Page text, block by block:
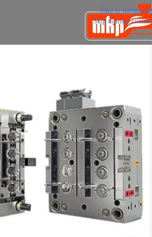
Skip to navigation
Skip to main content